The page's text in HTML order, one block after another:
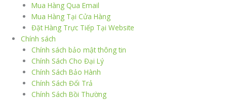
Mua Hàng Qua Email
Mua Hàng Tại Cửa Hàng
Đặt Hàng Trực Tiếp Tại Website
Chính sách
Chính sách bảo mật thông tin
Chính Sách Cho Đại Lý
Chính Sách Bảo Hành
Chính Sách Đổi Trả
Chính Sách Bồi Thường